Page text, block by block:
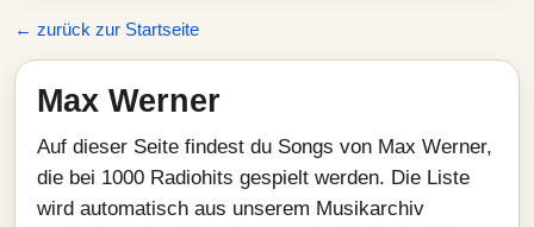
← zurück zur Startseite
Max Werner
Auf dieser Seite findest du Songs von Max Werner,
die bei 1000 Radiohits gespielt werden. Die Liste
wird automatisch aus unserem Musikarchiv